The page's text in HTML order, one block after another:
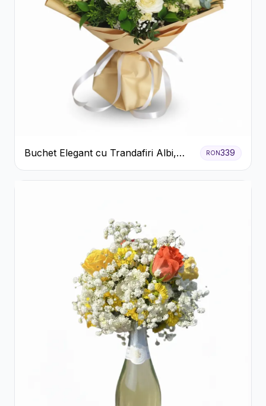
Buchet Elegant cu Trandafiri Albi,
Hortensie și Crizanteme Crem
RON339